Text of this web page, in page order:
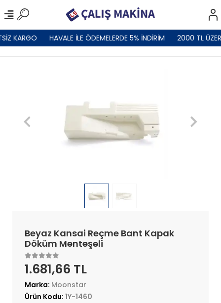
KARGO HAVALE İLE ÖDEMELERDE 5% İNDİRİM 2000 TL
Beyaz Kansai Reçme Bant Kapak
Döküm Menteşeli
1.681,66 TL
Marka: Moonstar
Ürün Kodu: 1Y-1460